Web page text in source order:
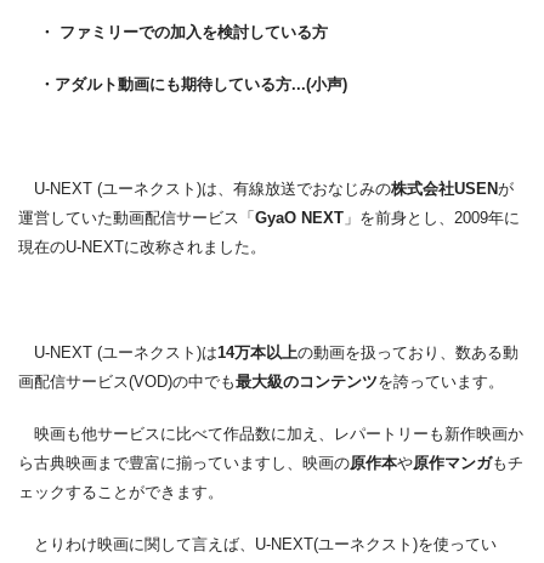
・ ファミリーでの加入を検討している方
・アダルト動画にも期待している方...(小声)
U-NEXT (ユーネクスト)は、有線放送でおなじみの株式会社USENが
運営していた動画配信サービス「 GyaO NEXT 」を前身とし、2009年に
現在のU-NEXTに改称されました。
U-NEXT (ユーネクスト)は14万本以上の動画を扱っており、数ある動
画配信サービス(VOD)の中でも最大級のコンテンツを誇っています。
映画も他サービスに比べて作品数に加え、レパートリーも新作映画か
ら古典映画まで豊富に揃っていますし、映画の原作本や原作マンガもチ
ェックすることができます。
とりわけ映画に関して言えば、U-NEXT(ユーネクスト)を使ってい